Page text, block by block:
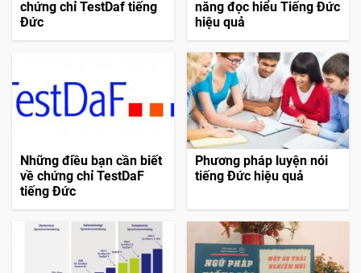
TOP 5 sách luyện thi
Phương pháp luyện kỹ
năng đọc hiểu Tiếng Đức
hiệu quả